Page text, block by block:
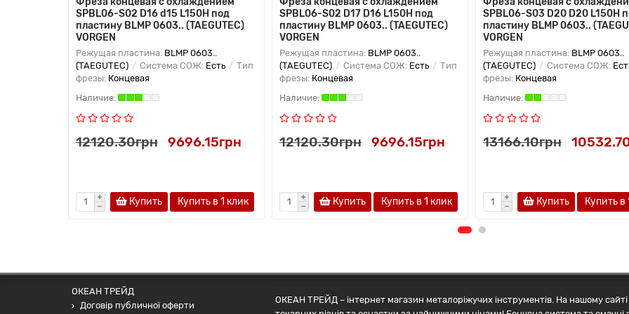
SPBL06-S02 D16 d15 L150H под
пластину BLMP 0603.. (TAEGUTEC)
VORGEN
Режущая пластина: BLMP 0603..
(TAEGUTEC)
Система СОЖ: Есть
Тип
фрезы: Концевая
12120.30грн 9696.15грн
Купить Купить в 1 клик
SPBL06-S02 D17 D16 L150H под
пластину BLMP 0603.. (TAEGUTEC)
VORGEN
Режущая пластина: BLMP 0603..
(TAEGUTEC)
Система СОЖ: Есть
Тип
фрезы: Концевая
12120.30грн 9696.15грн
Купить Купить в 1 клик
SPBL06-S03 D20 D20 L150H
пластину BLMP 0603..
VORGEN
Режущая пластина: BLMP 0603..
(TAEGUTEC)
Система СОЖ:
фрезы: Концевая
13166.10грн
Купить Купить в
ОКЕАН ТРЕЙД
Договір публичної оферти
ОКЕАН ТРЕЙД – інтернет магазин металоріжучих інструментів. На нашому